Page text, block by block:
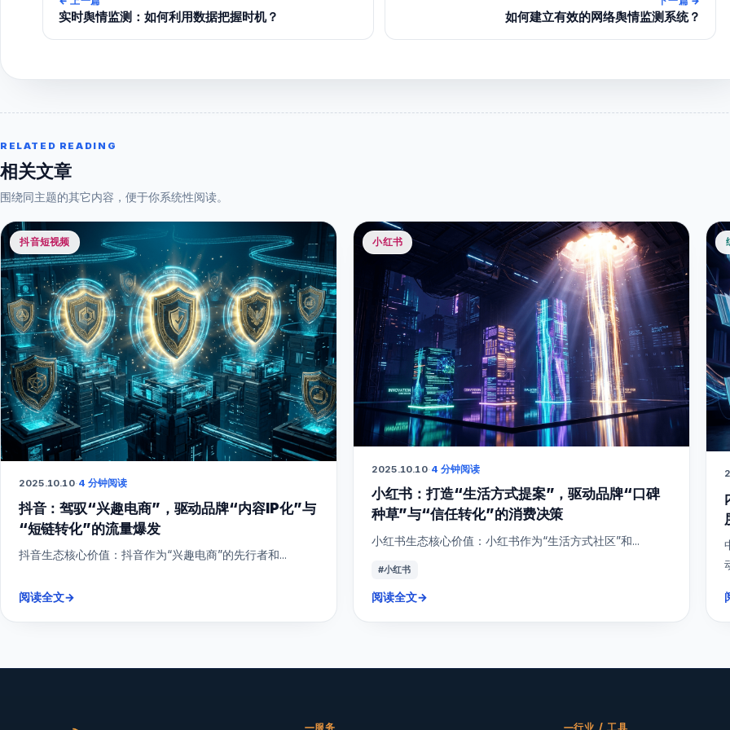
实时舆情监测：如何利用数据把握时机？ 如何建立有效的网络舆情监测系统？
RELATED READING
相关文章
围绕同主题的其它内容，便于你系统性阅读。
抖音短视频
2025.10.10·4 分钟阅读
抖音：驾驭“兴趣电商”，驱动品牌“内容IP化”与
“短链转化”的流量爆发
抖音生态核心价值：抖音作为“兴趣电商”的先行者和...
阅读全文→
小红书
2025.10.10·4 分钟阅读
小红书：打造“生活方式提案”，驱动品牌“口碑
种草”与“信任转化”的消费决策
小红书生态核心价值：小红书作为“生活方式社区”和...
#小红书
阅读全文→
服务 行业 / 工具